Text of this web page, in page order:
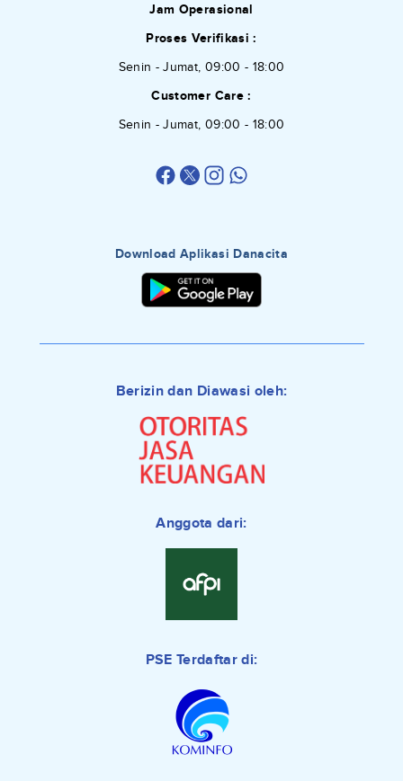
Jam Operasional
Proses Verifikasi :
Senin - Jumat, 09:00 - 18:00
Customer Care :
Senin - Jumat, 09:00 - 18:00
Download Aplikasi Danacita
Berizin dan Diawasi oleh:
Anggota dari:
PSE Terdaftar di: